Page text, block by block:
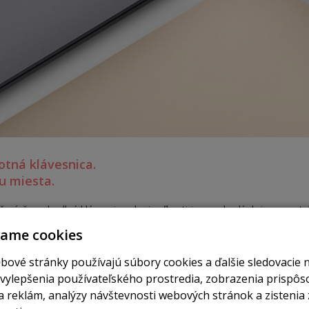
klávesnica.
miesta.
že pohodlná klávesnica plnej veľkosti je pre skvelý dojem z
MacBooku dostali, museli sme znovu premyslieť celé technické
Je teraz nielen oveľa tenšia, ale aj pohodlnejšia a presnejšia
cookies
stránky používajú súbory cookies a ďalšie sledovacie
používateľského prostredia, zobrazenia
reklám, analýzy návštevnosti webových stránok a zistenia